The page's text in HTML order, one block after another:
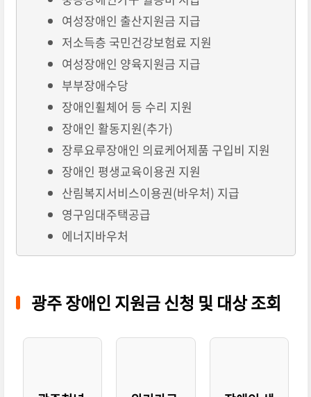
여성장애인 출산지원금 지급
저소득층 국민건강보험료 지원
여성장애인 양육지원금 지급
부부장애수당
장애인휠체어 등 수리 지원
장애인 활동지원(추가)
장루요루장애인 의료케어제품 구입비 지원
장애인 평생교육이용권 지원
산림복지서비스이용권(바우처) 지급
영구임대주택공급
에너지바우처
광주 장애인 지원금 신청 및 대상 조회